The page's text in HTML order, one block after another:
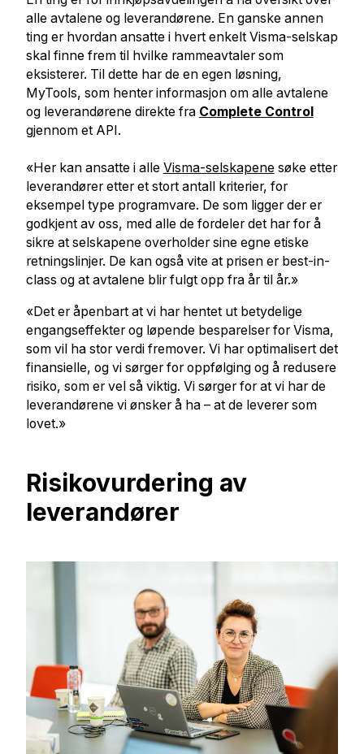
alle avtalene og leverandørene. En ganske annen
ting er hvordan ansatte i hvert enkelt Visma-selskap
skal finne frem til hvilke rammeavtaler som
eksisterer. Til dette har de en egen løsning,
MyTools, som henter informasjon om alle avtalene
og leverandørene direkte fra Complete Control
gjennom et API.
«Her kan ansatte i alle Visma-selskapenesøke etter
leverandører etter et stort antall kriterier, for
eksempel type programvare. De som ligger der er
godkjent av oss, med alle de fordeler det har for å
sikre at selskapene overholder sine egne etiske
retningslinjer. De kan også vite at prisen er best-in-
class og at avtalene blir fulgt opp fra år til år.»
«Det er åpenbart at vi har hentet ut betydelige
engangseffekter og løpende besparelser for Visma,
som vil ha stor verdi fremover. Vi har optimalisert det
finansielle, og vi sørger for oppfølging og å redusere
risiko, som er vel så viktig. Vi sørger for at vi har de
leverandørene vi ønsker å ha – at de leverer som
lovet.»
Risikovurdering av
leverandører